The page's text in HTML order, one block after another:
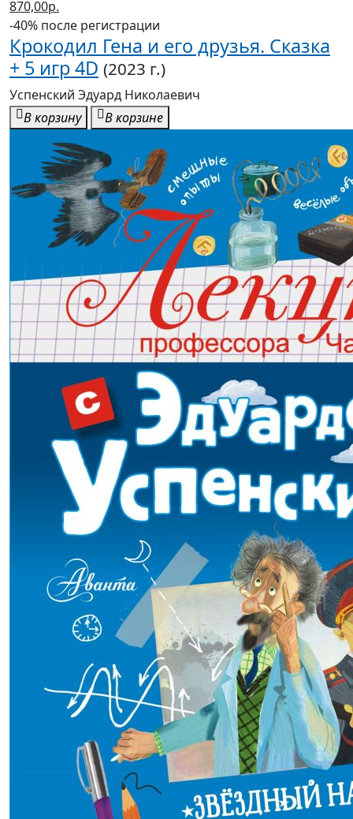
+ 5 игр 4D
Успенский Эдуард Николаевич
В корзину
В корзине